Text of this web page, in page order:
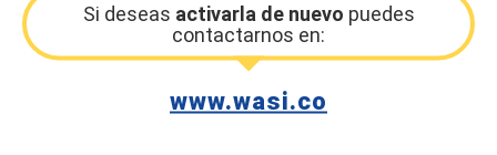
Si deseas activarla de nuevo puedes
contactarnos en:
www.wasi.co